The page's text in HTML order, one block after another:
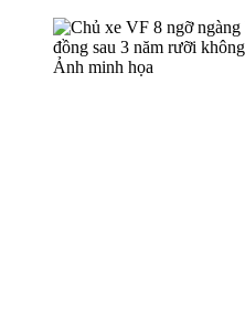
Ảnh minh họa